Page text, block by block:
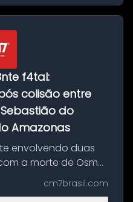
f4tal:
colisão entre
do
Amazonas
envolvendo duas
a morte de Osmar
anos, no município
no interior do
cm7brasil.com